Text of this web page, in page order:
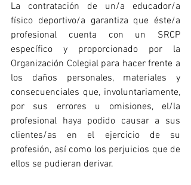
La contratación de un/a educador/a
físico deportivo/a garantiza que éste/a
profesional cuenta con un SRCP
específico y proporcionado por la
Organización Colegial para hacer frente a
los daños personales, materiales y
consecuenciales que, involuntariamente,
por sus errores u omisiones, el/la
profesional haya podido causar a sus
clientes/as en el ejercicio de su
profesión, así como los perjuicios que de
ellos se pudieran derivar.